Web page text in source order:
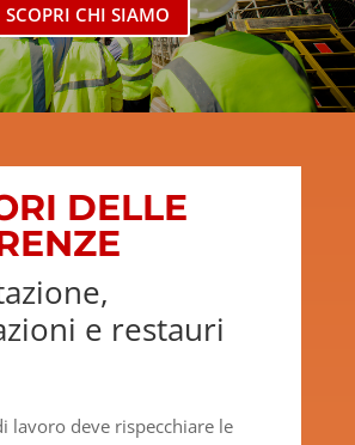
SCOPRI CHI SIAMO
DELLE
e restauri
lavoro deve rispecchiare le